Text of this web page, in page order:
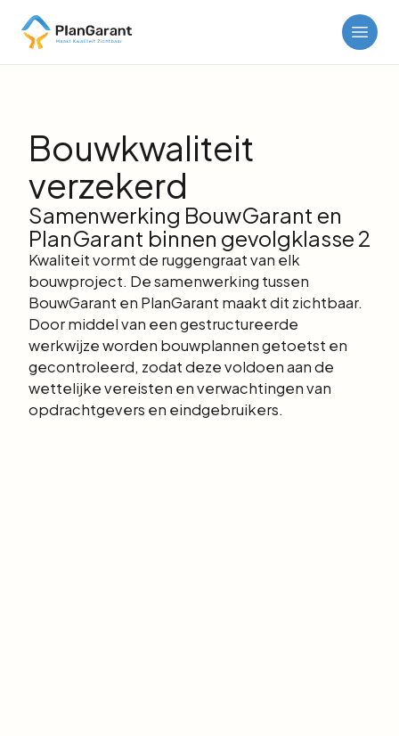
Bouwkwaliteit
verzekerd
Samenwerking BouwGarant en
PlanGarant binnen gevolgklasse 2
Kwaliteit vormt de ruggengraat van elk
bouwproject. De samenwerking tussen
BouwGarant en PlanGarant maakt dit zichtbaar.
Door middel van een gestructureerde
werkwijze worden bouwplannen getoetst en
gecontroleerd, zodat deze voldoen aan de
wettelijke vereisten en verwachtingen van
opdrachtgevers en eindgebruikers.